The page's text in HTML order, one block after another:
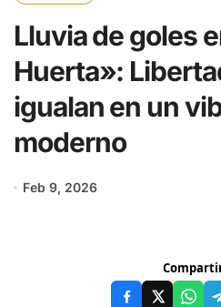
Lluvia de goles
Huerta»:
igualan en un
moderno
Feb 9, 2026